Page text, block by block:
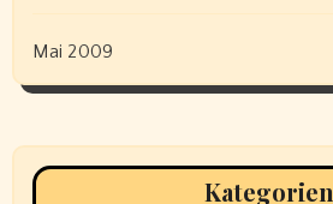
Mai 2009
Kategorien